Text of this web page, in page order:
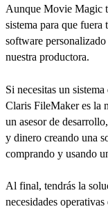
Aunque Movie Magic
sistema para que
software
nuestra productora.
Si necesitas un
Claris FileMaker es la
un asesor de
y dinero creando una
comprando y usando
Al final, tendrás la
necesidades operativas